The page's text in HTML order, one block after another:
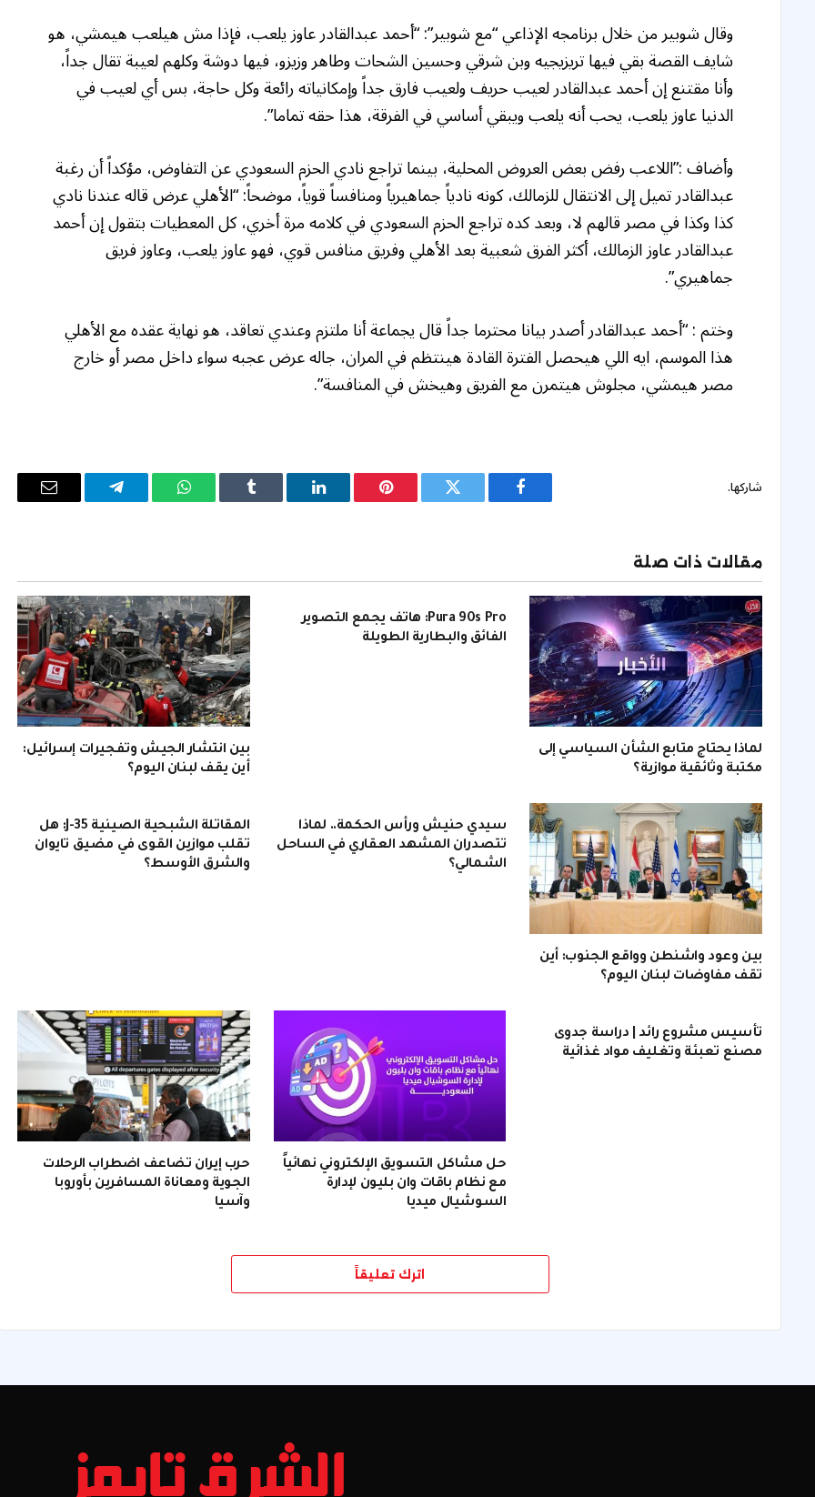
وقال شوبير من خلال برنامجه الإذاعي “مع شوبير”: “أحمد عبدالقادر عاوز يلعب، فإذا مش هيلعب هيمشي، هو
شايف القصة بقي فيها تريزيجيه وبن شرقي وحسين الشحات وطاهر وزيزو، فيها دوشة وكلهم لعيبة تقال جداً،
وأنا مقتنع إن أحمد عبدالقادر لعيب حريف ولعيب فارق جداً وإمكانياته رائعة وكل حاجة، بس أي لعيب في
الدنيا عاوز يلعب، يحب أنه يلعب ويبقي أساسي في الفرقة، هذا حقه تماما”.
وأضاف :”اللاعب رفض بعض العروض المحلية، بينما تراجع نادي الحزم السعودي عن التفاوض، مؤكداً أن رغبة
عبدالقادر تميل إلى الانتقال للزمالك، كونه نادياً جماهيرياً ومنافساً قوياً، موضحاً: “الأهلي عرض قاله عندنا نادي
كذا وكذا في مصر قالهم لا، وبعد كده تراجع الحزم السعودي في كلامه مرة أخري، كل المعطيات بتقول إن أحمد
عبدالقادر عاوز الزمالك، أكثر الفرق شعبية بعد الأهلي وفريق منافس قوي، فهو عاوز يلعب، وعاوز فريق
جماهيري”.
وختم : “أحمد عبدالقادر أصدر بيانا محترما جداً قال يجماعة أنا ملتزم وعندي تعاقد، هو نهاية عقده مع الأهلي
هذا الموسم، ايه اللي هيحصل الفترة القادة هينتظم في المران، جاله عرض عجبه سواء داخل مصر أو خارج
مصر هيمشي، مجلوش هيتمرن مع الفريق وهيخش في المنافسة”.
شاركها.
فيسبوك تويتر بينتيريستلينكدإن Tumblr واتساب تيلقرام
البريد
مقالات ذات صلة
لماذا يحتاج متابع الشأن السياسي إلى
مكتبة وثائقية موازية؟
Pura 90s Pro: هاتف يجمع التصوير
الفائق والبطارية الطويلة
بين انتشار الجيش وتفجيرات إسرائيل:
أين يقف لبنان اليوم؟
بين وعود واشنطن وواقع الجنوب: أين
تقف مفاوضات لبنان اليوم؟
سيدي حنيش ورأس الحكمة.. لماذا
تتصدران المشهد العقاري في الساحل
الشمالي؟
المقاتلة الشبحية الصينية J-35: هل
تقلب موازين القوى في مضيق تايوان
والشرق الأوسط؟
تأسيس مشروع رائد | دراسة جدوى
مصنع تعبئة وتغليف مواد غذائية
حل مشاكل التسويق الإلكتروني نهائياً
مع نظام باقات وان بليون لإدارة
السوشيال ميديا
حرب إيران تضاعف اضطراب الرحلات
الجوية ومعاناة المسافرين بأوروبا
وآسيا
اترك تعليقاً